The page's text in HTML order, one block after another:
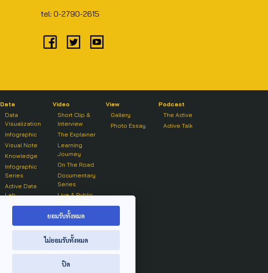
tel: 0-2790-2615
Data
Data
Visualization
Infographic
Visual Note
Knowledge
Infographic
Series
Active Data
Lab
Video
Short Clip &
Interview
The Explainer
Learning
Journey
On The Road
Documentary
Series
Live & Public
On air Clip
View
Gallery
Photo Essay
Podcast
The Active
Active Talk
ยอมรับทั้งหมด
ไม่ยอมรับทั้งหมด
ปิด